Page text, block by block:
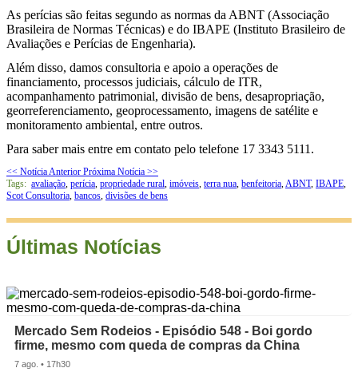
As perícias são feitas segundo as normas da ABNT (Associação
Brasileira de Normas Técnicas) e do IBAPE (Instituto Brasileiro de
Avaliações e Perícias de Engenharia).
Além disso, damos consultoria e apoio a operações de
financiamento, processos judiciais, cálculo de ITR,
acompanhamento patrimonial, divisão de bens, desapropriação,
georreferenciamento, geoprocessamento, imagens de satélite e
monitoramento ambiental, entre outros.
Para saber mais entre em contato pelo telefone 17 3343 5111.
<< Notícia Anterior Próxima Notícia >>
Tags: avaliação, perícia, propriedade rural, imóveis, terra nua, benfeitoria,ABNT, IBAPE,
Scot Consultoria, bancos, divisões de bens
Últimas Notícias
Mercado Sem Rodeios - Episódio 548 - Boi gordo
firme, mesmo com queda de compras da China
7 ago. • 17h30